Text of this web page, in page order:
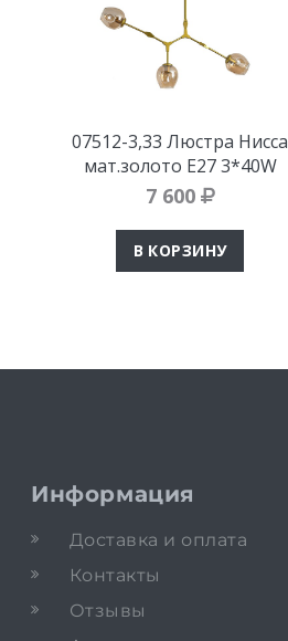
07512-3,33 Люстра Нисса
мат.золото E27 3*40W
7 600
В КОРЗИНУ
Информация
Доставка и оплата
Контакты
Отзывы